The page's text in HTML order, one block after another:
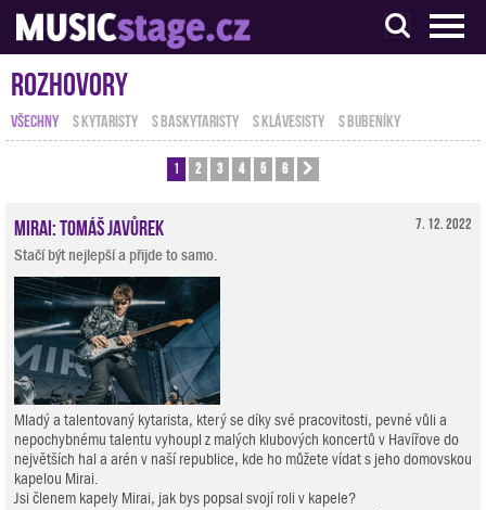
S muzikanty pro muzikanty
Rozhovory
VŠECHNY S KYTARISTY S BASKYTARISTY S KLÁVESISTY S BUBENÍKY
1 2 3 4 5 6
7. 12. 2022
Mirai: Tomáš Javůrek
Stačí být nejlepší a přijde to samo.
Mladý a talentovaný kytarista, který se díky své pracovitosti, pevné vůli a
nepochybnému talentu vyhoupl z malých klubových koncertů v Havířove do
největších hal a arén v naší republice, kde ho můžete vídat s jeho domovskou
kapelou Mirai.
Jsi členem kapely Mirai, jak bys popsal svojí roli v kapele?